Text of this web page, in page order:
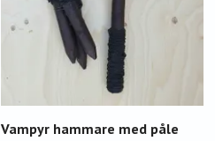
Vampyr hammare med påle